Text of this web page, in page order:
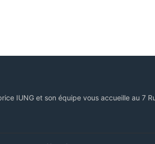
IUNG et son équipe vous accueille au 7